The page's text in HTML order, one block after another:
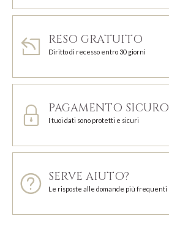
RESO GRATUITO
Diritto di recesso entro 30 giorni
PAGAMENTO SICURO
I tuoi dati sono protetti e sicuri
SERVE AIUTO?
Le risposte alle domande più frequenti